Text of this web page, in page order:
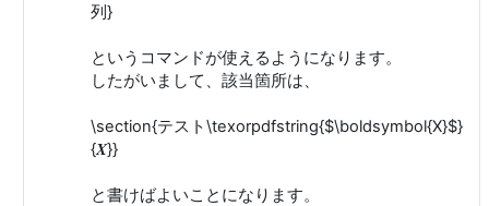
列}
というコマンドが使えるようになります。
したがいまして、該当箇所は、
\section{テスト\texorpdfstring{$\boldsymbol{X}$}
{𝑿}}
と書けばよいことになります。